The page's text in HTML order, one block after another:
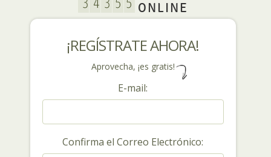
ONLINE
¡REGÍSTRATE AHORA!
Aprovecha, ¡es gratis!
E-mail:
Confirma el Correo Electrónico: